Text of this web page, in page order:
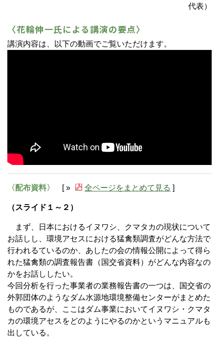
代表）
〈花輪伸一氏による講演の要点〉
講演内容は、以下の動画でご覧いただけます。
〈配布資料〉 [ » 全ページをまとめて見る ]
（スライド１～２）
まず、日本におけるイヌワシ、クマタカの現状について
お話しし、環境アセスにおける猛禽類調査がどんな方法で
行われるているのか、あしたの会の情報公開によって得ら
れた猛禽類の調査報告書（国交省資料）がどんな内容なの
かをお話ししたい。
今回分析を行った事業者の業務報告書の一つは、国交省の
外郭団体のようなダム水源地環境整備センターがまとめた
ものであるが、ここはダム事業においてイヌワシ・クマタ
カの環境アセスをどのようにやるのかというマニュアルも
出している。